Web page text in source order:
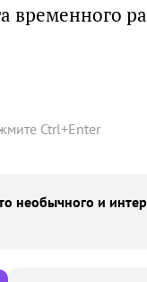
временного
Ctrl+Enter
необычного и